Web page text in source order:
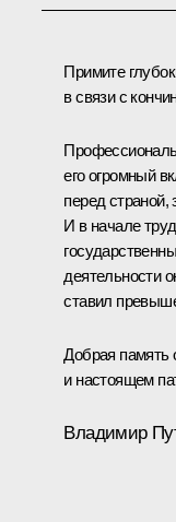
Примите
в связи с
его огромный
перед страной,
И в начале
деятельности
ставил
Добрая память
и настоящем
Владимир